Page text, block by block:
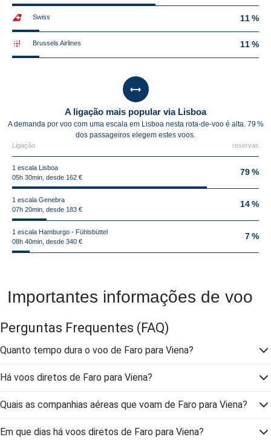
Swiss 11 %
Brussels Airlines 11 %
A ligação mais popular via Lisboa
A demanda por voo com uma escala em Lisboa nesta rota-de-voo é alta. 79 %
dos passageiros elegem estes voos.
Ligação reservas
1 escala Lisboa
05h 30min, desde 162 €
79 %
1 escala Genebra
07h 20min, desde 183 €
14 %
1 escala Hamburgo - Fühlsbüttel
08h 40min, desde 340 €
7 %
Importantes informações de voo
Perguntas Frequentes (FAQ)
Quanto tempo dura o voo de Faro para Viena?
Há voos diretos de Faro para Viena?
Quais as companhias aéreas que voam de Faro para Viena?
Em que dias há voos diretos de Faro para Viena?